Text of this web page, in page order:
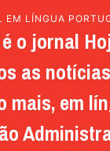
EM LÍNGUA
o jornal
as
mais, em